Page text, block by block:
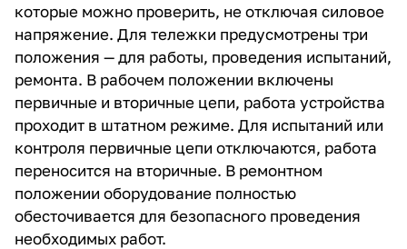
которые можно проверить, не отключая силовое
напряжение. Для тележки предусмотрены три
положения — для работы, проведения испытаний,
ремонта. В рабочем положении включены
первичные и вторичные цепи, работа устройства
проходит в штатном режиме. Для испытаний или
контроля первичные цепи отключаются, работа
переносится на вторичные. В ремонтном
положении оборудование полностью
обесточивается для безопасного проведения
необходимых работ.